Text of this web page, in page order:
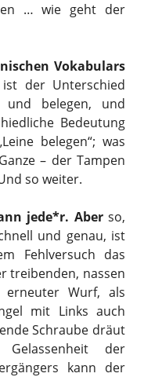
… wie geht der
Vokabulars
der Unterschied
und belegen, und
Bedeutung
belegen“; was
– der Tampen
so weiter.
jede*r. Aberso,
und genau, ist
Fehlversuch das
treibenden, nassen
erneuter Wurf, als
mit Links auch
Schraube dräut
der
kann der